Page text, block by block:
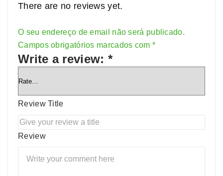
There are no reviews yet.
O seu endereço de email não será publicado.
Campos obrigatórios marcados com *
Write a review: *
Review Title
Review
Alternative: